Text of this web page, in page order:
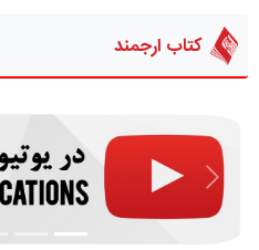
کتاب ارجمند
قبلی